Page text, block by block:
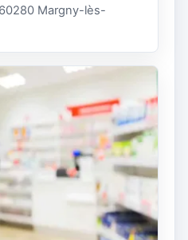
Margny-lès-